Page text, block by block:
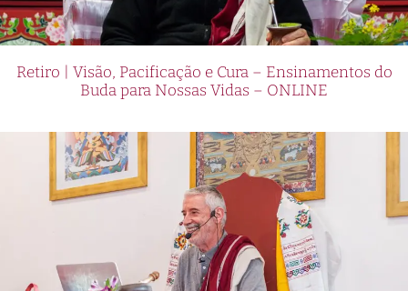
Retiro | Visão, Pacificação e Cura – Ensinamentos do
Buda para Nossas Vidas – ONLINE